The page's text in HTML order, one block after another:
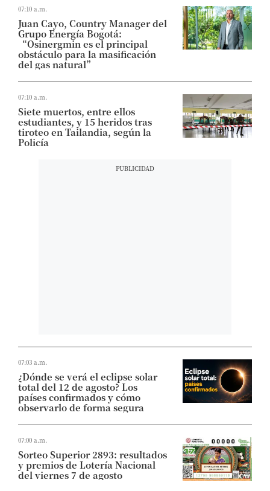
07:10 a.m.
Juan Cayo, Country Manager del
Grupo Energía Bogotá:
“Osinergmin es el principal
obstáculo para la masificación
del gas natural”
07:10 a.m.
Siete muertos, entre ellos
estudiantes, y 15 heridos tras
tiroteo en Tailandia, según la
Policía
07:03 a.m.
¿Dónde se verá el eclipse solar
total del 12 de agosto? Los
países confirmados y cómo
observarlo de forma segura
07:00 a.m.
Sorteo Superior 2893: resultados
y premios de Lotería Nacional
del viernes 7 de agosto